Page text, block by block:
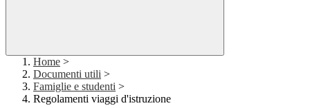
Home >
Documenti utili >
Famiglie e studenti >
Regolamenti viaggi d'istruzione